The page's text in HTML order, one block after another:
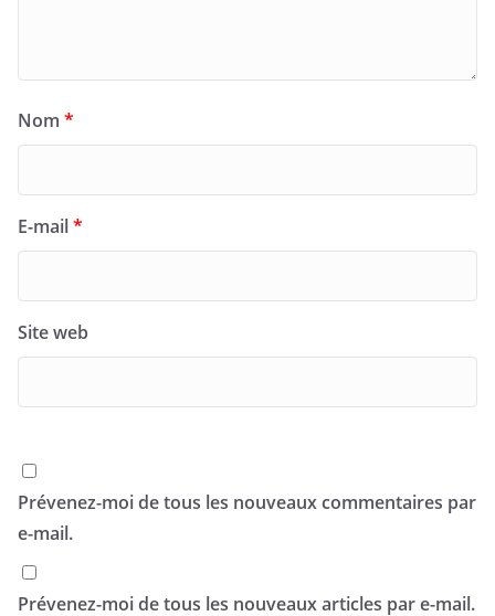
Nom *
E-mail*
Site web
Prévenez-moi de tous les nouveaux commentaires par
e-mail.
Prévenez-moi de tous les nouveaux articles par e-mail.